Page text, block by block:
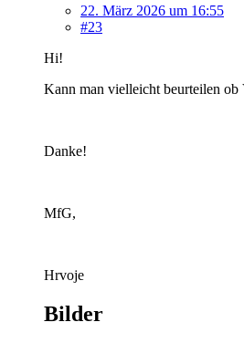
22. März 2026 um 16:55
#23
Hi!
Kann man vielleicht beurteilen
Danke!
MfG,
Hrvoje
Bilder